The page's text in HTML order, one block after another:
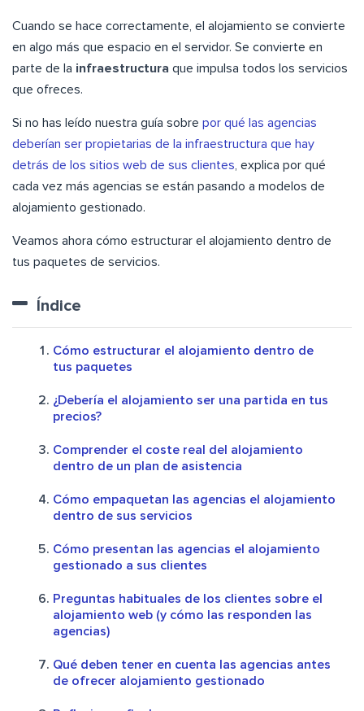
Cuando se hace correctamente, el alojamiento se convierte
en algo más que espacio en el servidor. Se convierte en
parte de la infraestructura que impulsa todos los servicios
que ofreces.
Si no has leído nuestra guía sobre por qué las agencias
deberían ser propietarias de la infraestructura que hay
detrás de los sitios web de sus clientes , explica por qué
cada vez más agencias se están pasando a modelos de
alojamiento gestionado.
Veamos ahora cómo estructurar el alojamiento dentro de
tus paquetes de servicios.
Índice
Cómo estructurar el alojamiento dentro de
tus paquetes
¿Debería el alojamiento ser una partida en tus
precios?
Comprender el coste real del alojamiento
dentro de un plan de asistencia
Cómo empaquetan las agencias el alojamiento
dentro de sus servicios
Cómo presentan las agencias el alojamiento
gestionado a sus clientes
Preguntas habituales de los clientes sobre el
alojamiento web (y cómo las responden las
agencias)
Qué deben tener en cuenta las agencias antes
de ofrecer alojamiento gestionado